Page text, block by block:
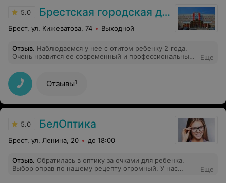
5.0 Брестская городская детская поликлиника №1
Брест, ул. Кижеватова, 74 Выходной
Отзыв. Наблюдаемся у нее с отитом ребенку 2 года.
Очень нравится ее современный и профессиональный
всегда, что не мало важно - убедительно, никогда не
откажет в приеме без записи. Всем всегда ее советую,
жаль только принимает у нас в поликлинике.
Спокойная и уверенная в себе. Писать можно много
хорошего, но не буду, а то еще уведут в другую
лучше и к доктору она бежит с радостью
Еще
Отзывы1
5.0 БелОптика
Брест, ул. Ленина, 20 до 18:00
Отзыв. Обратилась в оптику за очками для ребенка.
Выбор оправ по нашему рецепту огромный. У нас
Еще